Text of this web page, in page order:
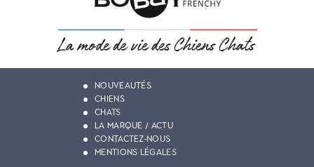
NOUVEAUTÉS
CHIENS
CHATS
LA MARQUE / ACTU
CONTACTEZ-NOUS
MENTIONS LÉGALES